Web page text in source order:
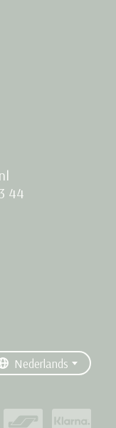
44
Nederlands